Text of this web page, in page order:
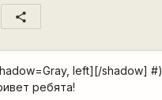
share
left][/shadow] #)
ребята!